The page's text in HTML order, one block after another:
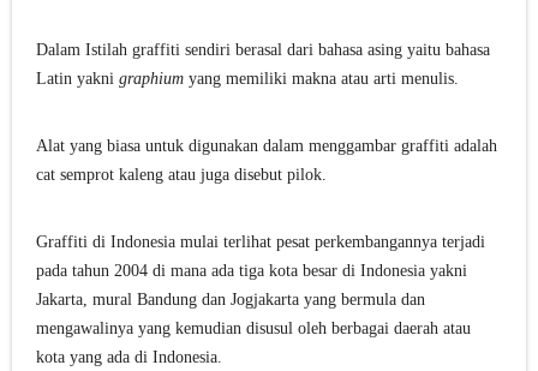
Dalam Istilah graffiti sendiri berasal dari bahasa asing yaitu bahasa
Latin yakni graphium yang memiliki makna atau arti menulis.
Alat yang biasa untuk digunakan dalam menggambar graffiti adalah
cat semprot kaleng atau juga disebut pilok.
Graffiti di Indonesia mulai terlihat pesat perkembangannya terjadi
pada tahun 2004 di mana ada tiga kota besar di Indonesia yakni
Jakarta, mural Bandung dan Jogjakarta yang bermula dan
mengawalinya yang kemudian disusul oleh berbagai daerah atau
kota yang ada di Indonesia.